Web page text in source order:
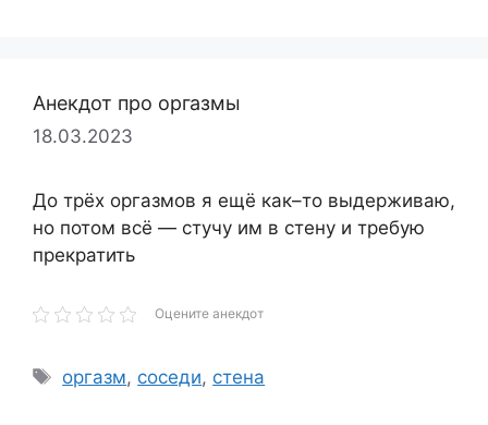
Анекдот про оргазмы
18.03.2023
До трёх оргазмов я ещё как–то выдерживаю,
но потом всё — стучу им в стену и требую
прекратить
Оцените анекдот
Метки
оргазм, соседи, стена